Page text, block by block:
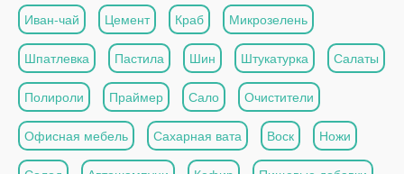
Иван-чай Цемент Краб Микрозелень
Шпатлевка Пастила Шин Штукатурка Салаты
Полироли Праймер Сало Очистители
Офисная мебель Сахарная вата Воск Ножи